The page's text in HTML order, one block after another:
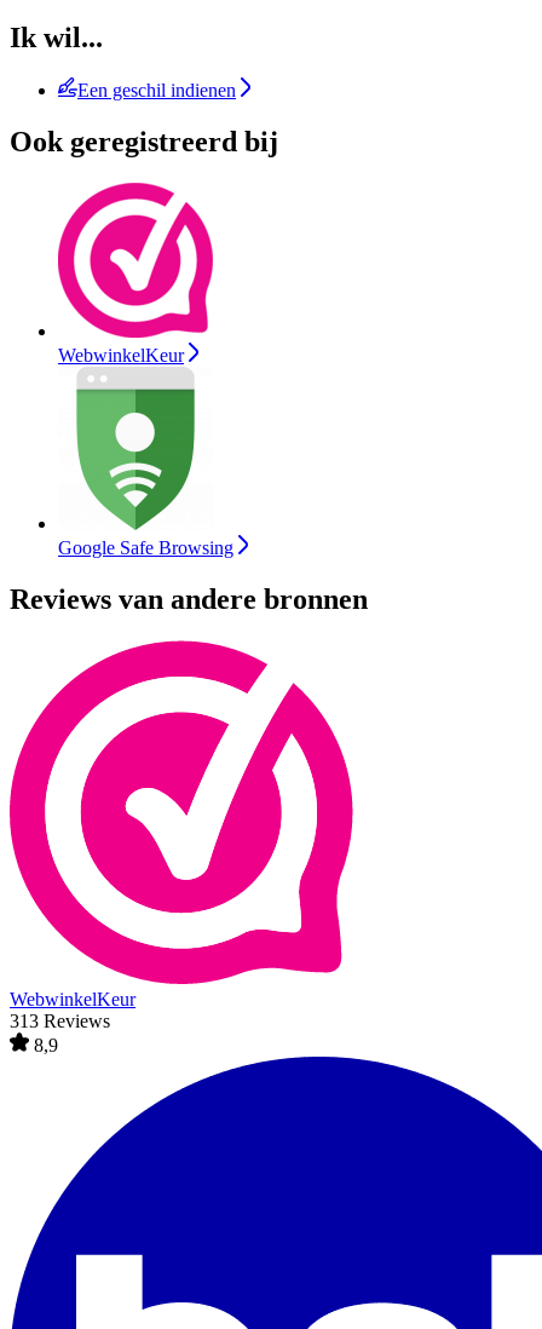
Ik wil...
Een geschil indienen
Ook geregistreerd bij
WebwinkelKeur
Google Safe Browsing
Reviews van andere bronnen
WebwinkelKeur
313 Reviews
8,9